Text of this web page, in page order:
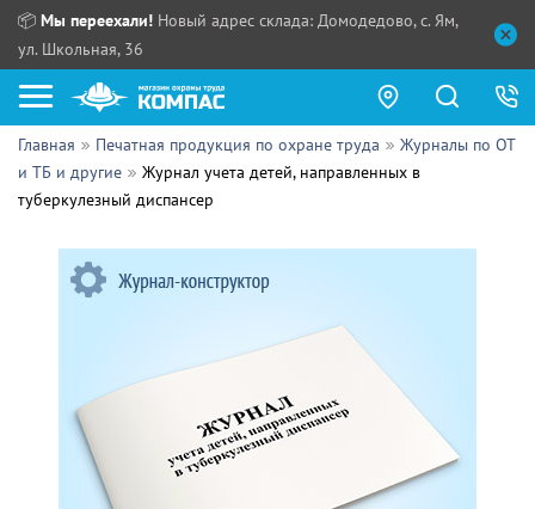
📦 Мы переехали! Новый адрес склада: Домодедово, с. Ям,
ул. Школьная, 36
Как купить?
Прайс-листы
Сотрудничество
Поставщикам
Обзоры
Контакты
ПН - ЧТ:
Главная Печатная продукция по охране труда
Журналы по ОТ
и ТБ и другие
Журнал учета детей, направленных в
туберкулезный диспансер